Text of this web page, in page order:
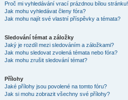
Proč mi vyhledávání vrací prázdnou bílou
Jak mohu vyhledávat členy fóra?
Jak mohu najít své vlastní příspěvky a témata?
Sledování témat a záložky
Jaký je rozdíl mezi sledováním a záložkami?
Jak mohu sledovat zvolená témata nebo fóra?
Jak mohu zrušit sledování témat?
Přílohy
Jaké přílohy jsou povolené na tomto fóru?
Jak si mohu zobrazit všechny své přílohy?